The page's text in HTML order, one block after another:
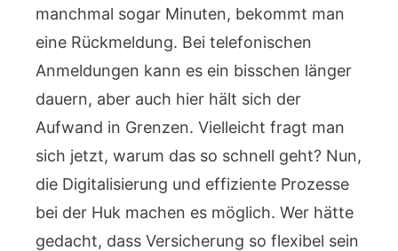
manchmal sogar Minuten, bekommt man
eine Rückmeldung. Bei telefonischen
Anmeldungen kann es ein bisschen länger
dauern, aber auch hier hält sich der
Aufwand in Grenzen. Vielleicht fragt man
sich jetzt, warum das so schnell geht? Nun,
die Digitalisierung und effiziente Prozesse
bei der Huk machen es möglich. Wer hätte
gedacht, dass Versicherung so flexibel sein